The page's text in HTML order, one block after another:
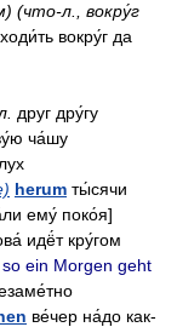
(что-л., вокру́г
вокру́г да
друг дру́гу
ча́шу
herum ты́сячи
ему́ поко́я]
идё́т кру́гом
so ein Morgen geht
ве́чер на́до как-